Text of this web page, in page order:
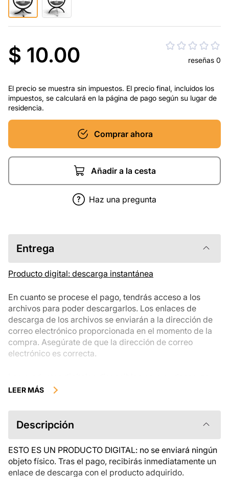
$ 10.00 reseñas 0
El precio se muestra sin impuestos. El precio final, incluidos los
impuestos, se calculará en la página de pago según su lugar de
residencia.
Comprar ahora
Añadir a la cesta
Haz una pregunta
Entrega
Producto digital: descarga instantánea
En cuanto se procese el pago, tendrás acceso a los
archivos para poder descargarlos. Los enlaces de
descarga de los archivos se enviarán a la dirección de
correo electrónico proporcionada en el momento de la
compra. Asegúrate de que la dirección de correo
electrónico es correcta.
instantánea no se pueden devolver, cambiar ni cancelar
descripción del producto atentamente antes de
comprarlo y que te pongas en contacto con nosotros si
tienes alguna duda. Si tienes problemas con el pedido,
ponte en contacto directamente con el vendedor.
LEER MÁS
Descripción
ESTO ES UN PRODUCTO DIGITAL: no se enviará ningún
objeto físico. Tras el pago, recibirás inmediatamente un
enlace de descarga con el producto adquirido.